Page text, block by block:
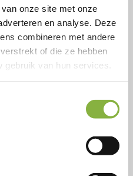
onze site met onze
en analyse. Deze
combineren met andere
of die ze hebben
van hun services.
contact met je laten